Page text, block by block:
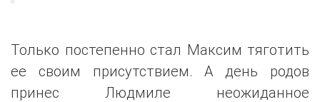
Только постепенно стал Максим тяготить
ее своим присутствием. А день родов
принес Людмиле неожиданное